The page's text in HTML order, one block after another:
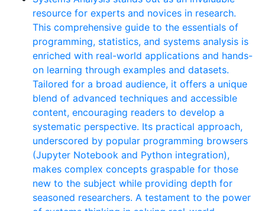
resource for experts and novices in research.
This comprehensive guide to the essentials of
programming, statistics, and systems analysis is
enriched with real-world applications and hands-
on learning through examples and datasets.
Tailored for a broad audience, it offers a unique
blend of advanced techniques and accessible
content, encouraging readers to develop a
systematic perspective. Its practical approach,
underscored by popular programming browsers
(Jupyter Notebook and Python integration),
makes complex concepts graspable for those
new to the subject while providing depth for
seasoned researchers. A testament to the power